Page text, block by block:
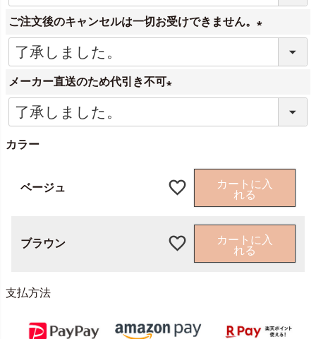
必
須
ご注文後のキャンセルは一切お受けできません。
必
メーカー直送のため代引き不可
必
カラー
ベージュ
カートに入
れる
ブラウン
カートに入
れる
支払方法